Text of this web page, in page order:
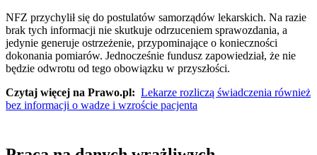
NFZ przychylił się do postulatów samorządów lekarskich. Na razie
brak tych informacji nie skutkuje odrzuceniem sprawozdania, a
jedynie generuje ostrzeżenie, przypominające o konieczności
dokonania pomiarów. Jednocześnie fundusz zapowiedział, że nie
będzie odwrotu od tego obowiązku w przyszłości.
Czytaj więcej na Prawo.pl: Lekarze rozliczą świadczenia również
bez informacji o wadze i wzroście pacjenta